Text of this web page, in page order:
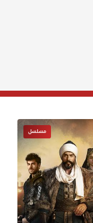
مسلسل